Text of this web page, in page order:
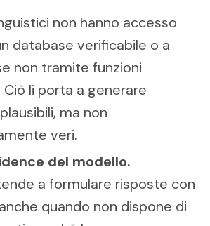
non hanno accesso
database verificabile o a
non tramite funzioni
li porta a generare
ma non
veri.
del modello.
a formulare risposte con
quando non dispone di